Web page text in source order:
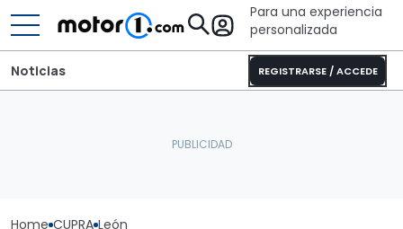
Para una experiencia
personalizada
REGISTRARSE / ACCEDE
Noticias
Home CUPRA León